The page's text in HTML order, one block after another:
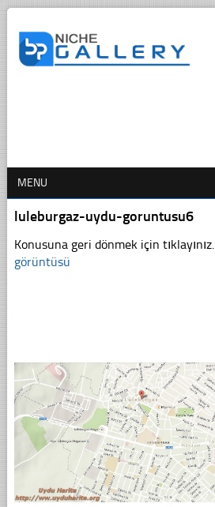
MENU
luleburgaz-uydu-goruntusu6
Konusuna geri dönmek için tıklayınız.
görüntüsü